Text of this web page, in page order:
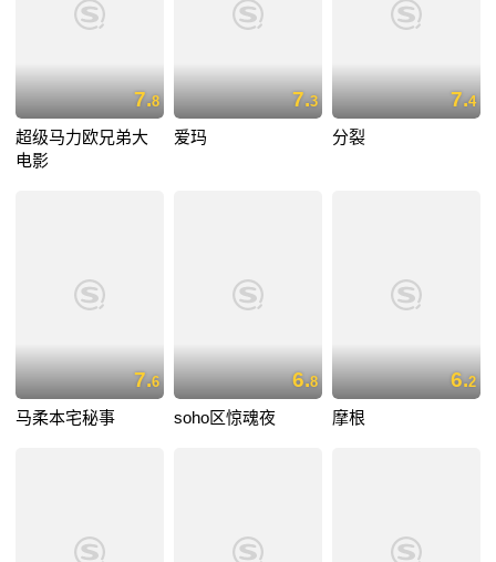
7.8
超级马力欧兄弟大
电影
7.3
爱玛
7.4
分裂
7.6
马柔本宅秘事
6.8
soho区惊魂夜
6.2
摩根